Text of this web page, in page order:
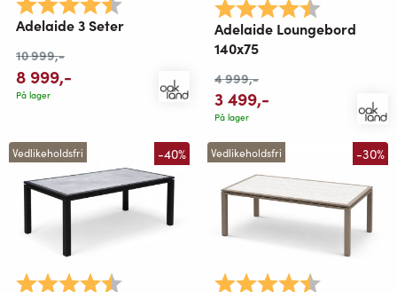
Adelaide 3 Seter
10 999,-
8 999,-
På lager
Karakter:
Adelaide Loungebord
140x75
4 999,-
3 499,-
På lager
Vedlikeholdsfri -40%
Karakter: 4.4 av 5 mulige
Vedlikeholdsfri -30%
Karakter: